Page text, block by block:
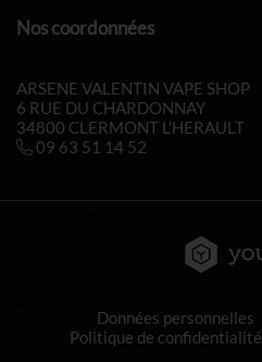
Nos coordonnées
ARSENE VALENTIN VAPE SHOP
6 RUE DU CHARDONNAY
34800 CLERMONT L'HERAULT
09 63 51 14 52
Données personnelles
Politique de confidentialité